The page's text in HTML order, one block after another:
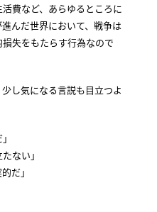
費など、あらゆるところに
んだ世界において、戦争は
失をもたらす行為なので
し気になる言説も目立つよ
ない」
だ」